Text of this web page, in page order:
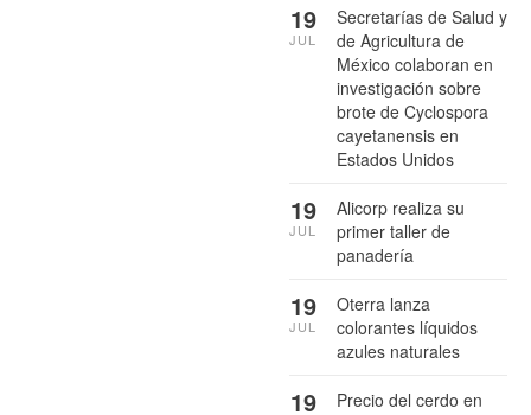
Secretarías de Salud y
de Agricultura de
México colaboran en
investigación sobre
brote de Cyclospora
cayetanensis en
Estados Unidos
19
JUL
Alicorp realiza su
primer taller de
panadería
19
JUL
Oterra lanza
colorantes líquidos
azules naturales
19
JUL
Precio del cerdo en
19